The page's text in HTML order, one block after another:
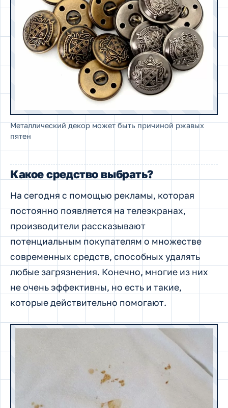
Металлический декор может быть причиной ржавых
пятен
Какое средство выбрать?
На сегодня с помощью рекламы, которая
постоянно появляется на телеэкранах,
производители рассказывают
потенциальным покупателям о множестве
современных средств, способных удалять
любые загрязнения. Конечно, многие из них
не очень эффективны, но есть и такие,
которые действительно помогают.